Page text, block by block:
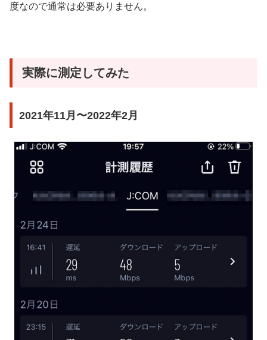
度なので通常は必要ありません。
実際に測定してみた
2021年11月〜2022年2月